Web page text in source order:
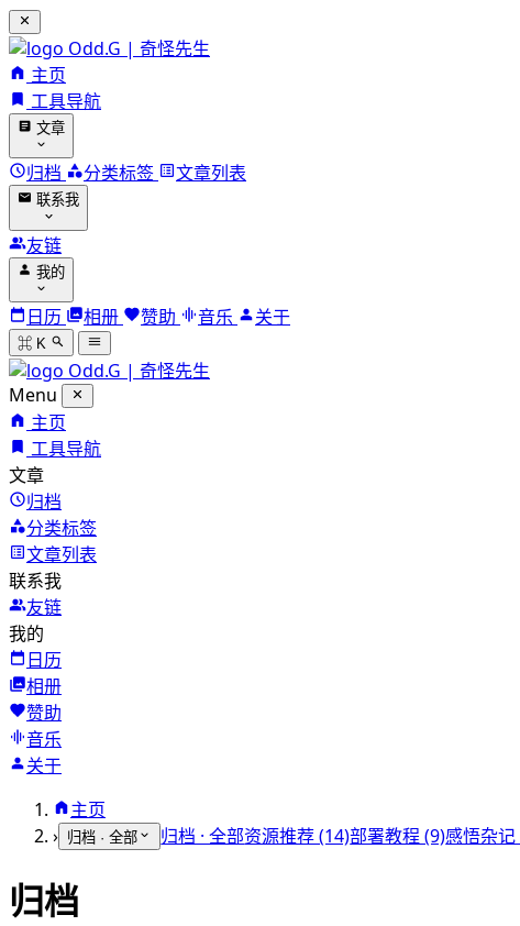
Odd.G | 奇怪先生
主页
工具导航
文章
归档 分类标签 文章列表
联系我
友链
我的
日历 相册 赞助 音乐 关于
⌘ K
Odd.G | 奇怪先生
Menu
主页
工具导航
文章
归档
分类标签
文章列表
联系我
友链
我的
日历
相册
赞助
音乐
关于
主页
› 归档 · 全部 归档 · 全部资源推荐 (14)部署教程 (9)感悟杂记
归档